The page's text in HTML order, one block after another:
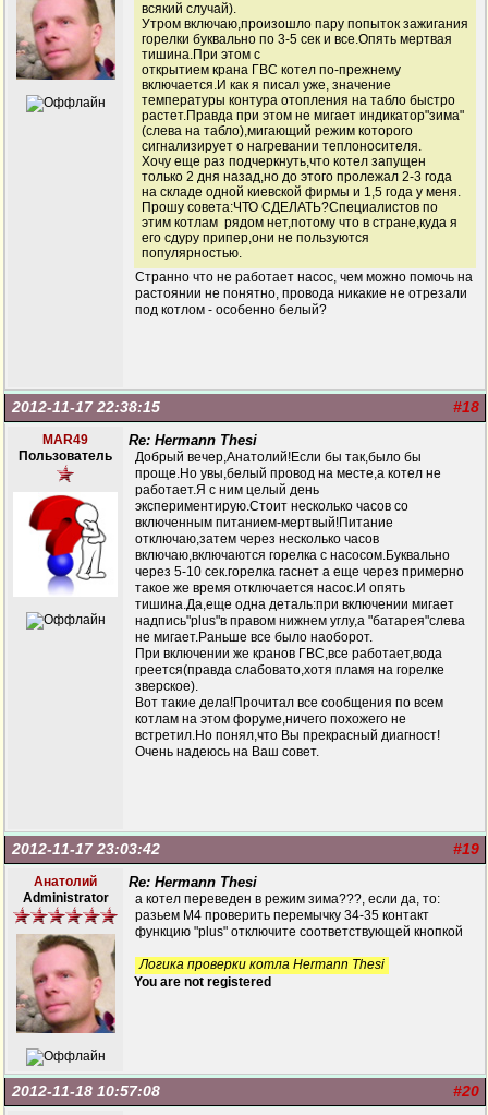
всякий случай).
Утром включаю,произошло пару попыток зажигания
горелки буквально по 3-5 сек и все.Опять мертвая
тишина.При этом с
открытием крана ГВС котел по-прежнему
включается.И как я писал уже, значение
температуры контура отопления на табло быстро
растет.Правда при этом не мигает индикатор"зима"
(слева на табло),мигающий режим которого
сигнализирует о нагревании теплоносителя.
Хочу еще раз подчеркнуть,что котел запущен
только 2 дня назад,но до этого пролежал 2-3 года
на складе одной киевской фирмы и 1,5 года у меня.
Прошу совета:ЧТО СДЕЛАТЬ?Специалистов по
этим котлам рядом нет,потому что в стране,куда я
его сдуру припер,они не пользуются
популярностью.
Странно что не работает насос, чем можно помочь на
растоянии не понятно, провода никакие не отрезали
под котлом - особенно белый?
#18
2012-11-17 22:38:15
MAR49
Пользователь
Re: Hermann Thesi
Добрый вечер,Анатолий!Если бы так,было бы
проще.Но увы,белый провод на месте,а котел не
работает.Я с ним целый день
экспериментирую.Стоит несколько часов со
включенным питанием-мертвый!Питание
отключаю,затем через несколько часов
включаю,включаются горелка с насосом.Буквально
через 5-10 сек.горелка гаснет а еще через примерно
такое же время отключается насос.И опять
тишина.Да,еще одна деталь:при включении мигает
надпись"plus"в правом нижнем углу,а "батарея"слева
не мигает.Раньше все было наоборот.
При включении же кранов ГВС,все работает,вода
греется(правда слабовато,хотя пламя на горелке
зверское).
Вот такие дела!Прочитал все сообщения по всем
котлам на этом форуме,ничего похожего не
встретил.Но понял,что Вы прекрасный диагност!
Очень надеюсь на Ваш совет.
#19
2012-11-17 23:03:42
Анатолий
Administrator
Re: Hermann Thesi
а котел переведен в режим зима???, если да, то:
разьем М4 проверить перемычку 34-35 контакт
функцию "plus" отключите соответствующей кнопкой
Логика проверки котла Hermann Thesi
You are not registered
#20
2012-11-18 10:57:08